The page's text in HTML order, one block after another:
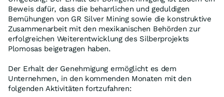
Beweis dafür, dass die beharrlichen und geduldigen
Bemühungen von GR Silver Mining sowie die konstruktive
Zusammenarbeit mit den mexikanischen Behörden zur
erfolgreichen Weiterentwicklung des Silberprojekts
Plomosas beigetragen haben.
Der Erhalt der Genehmigung ermöglicht es dem
Unternehmen, in den kommenden Monaten mit den
folgenden Aktivitäten fortzufahren: